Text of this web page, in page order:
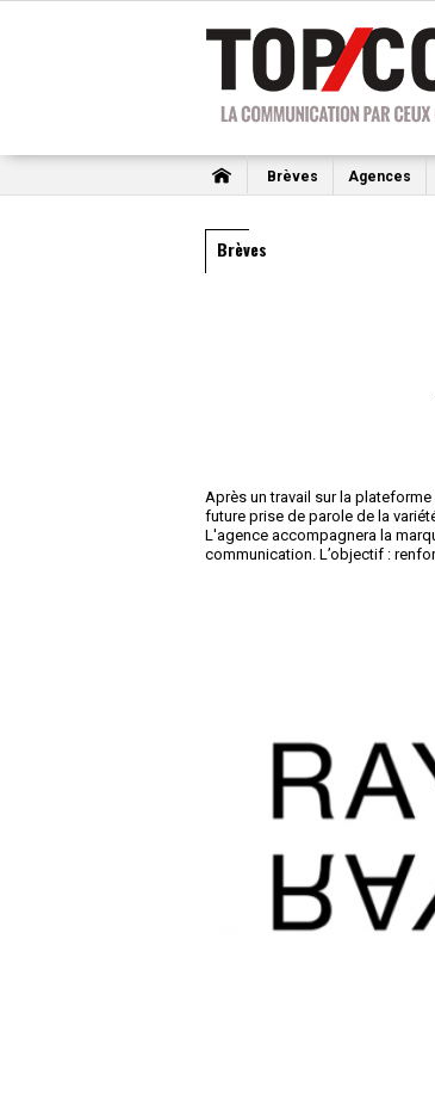
Brèves Agences
Brèves
Après un travail sur la
future prise de parole de la
L'agence accompagnera la
communication. L’objectif :